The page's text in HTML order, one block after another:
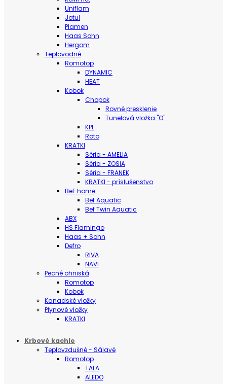
Uniflam
Jotul
Plamen
Haas Sohn
Hergom
Teplovodné
Romotop
DYNAMIC
HEAT
Kobok
Chopok
Rovné presklenie
Tunelová vložka "O"
KPL
Roto
KRATKI
Séria - AMELIA
Séria - ZOSIA
Séria - FRANEK
KRATKI - príslušenstvo
BeF home
Bef Aquatic
Bef Twin Aquatic
ABX
HS Flamingo
Haas + Sohn
Defro
RIVA
NAVI
Pecné ohniská
Romotop
Kobok
Kanadské vložky
Plynové vložky
KRATKI
Krbové kachle
Teplovzdušné - Sálavé
Romotop
TALA
ALEDO